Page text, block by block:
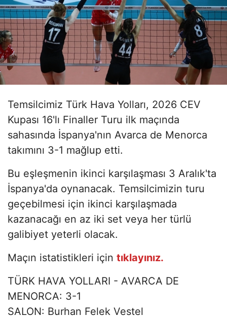
Temsilcimiz Türk Hava Yolları, 2026 CEV
Kupası 16'lı Finaller Turu ilk maçında
sahasında İspanya'nın Avarca de Menorca
takımını 3-1 mağlup etti.
Bu eşleşmenin ikinci karşılaşması 3 Aralık'ta
İspanya'da oynanacak. Temsilcimizin turu
geçebilmesi için ikinci karşılaşmada
kazanacağı en az iki set veya her türlü
galibiyet yeterli olacak.
Maçın istatistikleri için tıklayınız.
TÜRK HAVA YOLLARI - AVARCA DE
MENORCA: 3-1
SALON: Burhan Felek Vestel